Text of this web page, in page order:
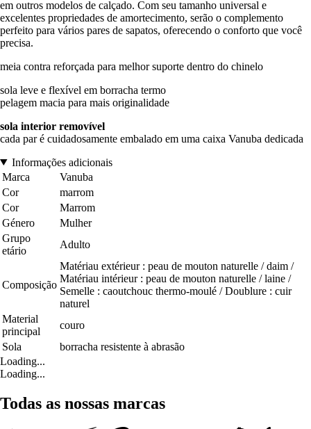
em outros modelos de calçado. Com seu tamanho universal e
excelentes propriedades de amortecimento, serão o complemento
perfeito para vários pares de sapatos, oferecendo o conforto que você
precisa.
meia contra reforçada para melhor suporte dentro do chinelo
sola leve e flexível em borracha termo
pelagem macia para mais originalidade
sola interior removível
cada par é cuidadosamente embalado em uma caixa Vanuba dedicada
Informações adicionais
Marca
Vanuba
Cor
marrom
Cor
Marrom
Género
Mulher
Grupo
etário
Adulto
Composição
Matériau extérieur : peau de mouton naturelle / daim /
Matériau intérieur : peau de mouton naturelle / laine /
Semelle : caoutchouc thermo-moulé / Doublure : cuir
naturel
Material
principal
couro
Sola
borracha resistente à abrasão
Loading...
Loading...
Todas as nossas marcas